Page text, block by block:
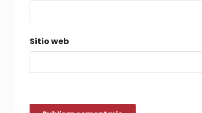
Sitio web